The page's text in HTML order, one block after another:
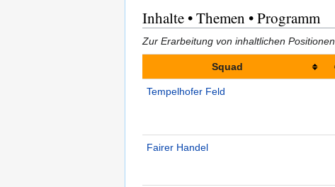
Inhalte • Themen • Programm
Zur Erarbeitung von inhaltlichen Positionen
Squad
Tempelhofer Feld
Fairer Handel